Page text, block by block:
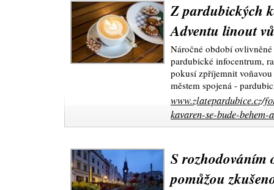
Z pardubických
Adventu linout
Náročné období
pardubické infocentrum,
pokusí zpříjemnit
městem spojená -
www.zlatepardubice.cz/
kavaren-se-bude-
S rozhodováním
pomůžou